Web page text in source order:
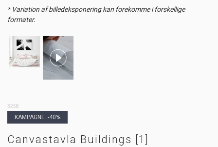
* Variation af billedeksponering kan forekomme i forskellige
formater.
3258
KAMPAGNE: -40%
Canvastavla Buildings [1]